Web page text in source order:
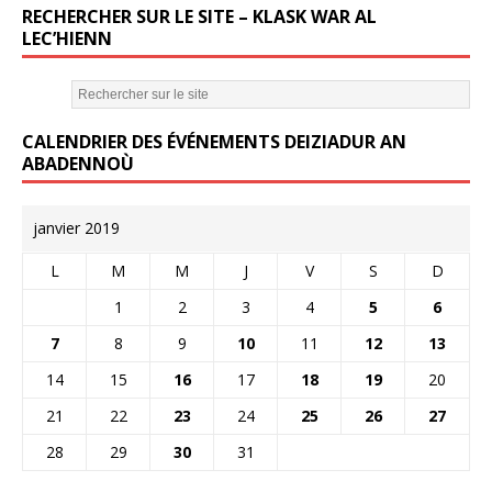
RECHERCHER SUR LE SITE – KLASK WAR AL
LEC’HIENN
CALENDRIER DES ÉVÉNEMENTS DEIZIADUR AN
ABADENNOÙ
janvier 2019
L M M J V S
D
1
2 3 4 5
6
7
8 9 10 11 12
13
14
15 16 17 18 19
20
21
22 23 24 25 26
27
28
29 30 31